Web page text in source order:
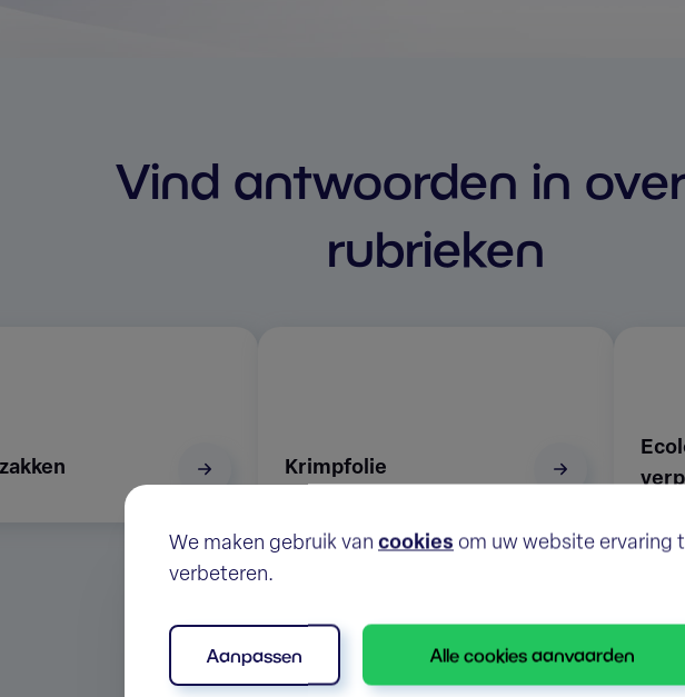
Vind antwoorden in
rubrieken
Krimpfolie
We maken gebruik van cookies om uw website ervaring
verbeteren.
Aanpassen Alle cookies aanvaarden